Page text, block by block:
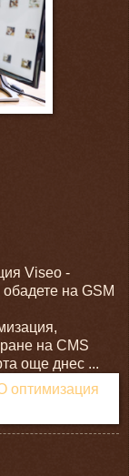
Viseo -
на GSM
на CMS
още днес ...